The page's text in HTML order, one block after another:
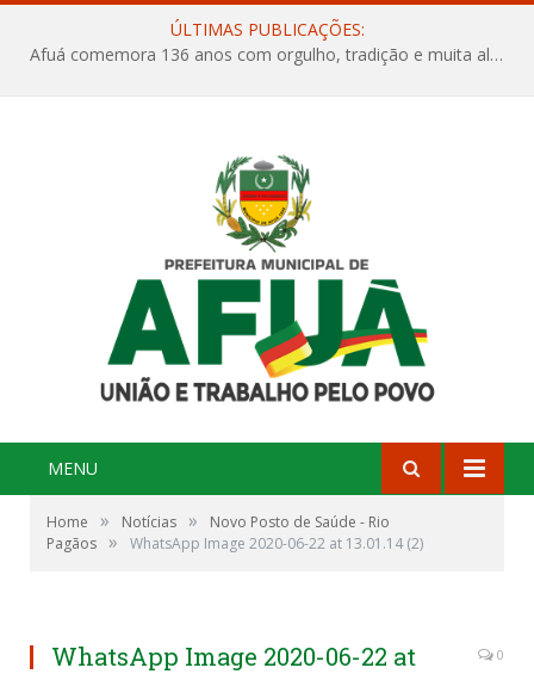
ÚLTIMAS PUBLICAÇÕES:
Afuá comemora 136 anos com orgulho, tradição e muita alegria na Quadra Dr. Nelson Salomão
MENU
Home » Notícias »
Novo Posto de Saúde - Rio
Pagãos » WhatsApp Image 2020-06-22 at 13.01.14 (2)
WhatsApp Image 2020-06-22 at
0